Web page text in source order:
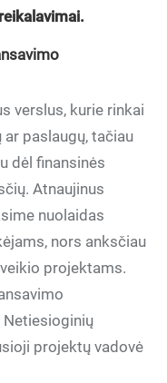
verslus, kurie rinkai
paslaugų, tačiau
dėl finansinės
Atnaujinus
nuolaidas
nors anksčiau
projektams.
Netiesioginių
projektų vadovė